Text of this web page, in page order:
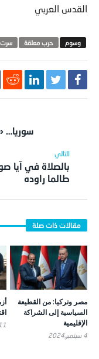
القدس العربي
حرب معلقة سرت
سوريا…
بالصلاة في آيا
طالما راوده
مصر وتركيا: من القطيعة
السياسية إلى الشراكة
الإقليمية
4 سبتمبر,2024
11 يونيو,2024